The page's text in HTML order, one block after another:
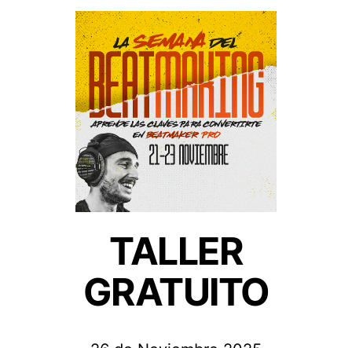
TALLER
GRATUITO
Servicios
Custom Beats
Política de privacidad